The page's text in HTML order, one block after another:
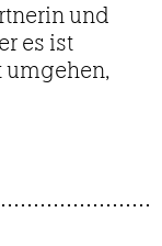
und
es ist
umgehen,